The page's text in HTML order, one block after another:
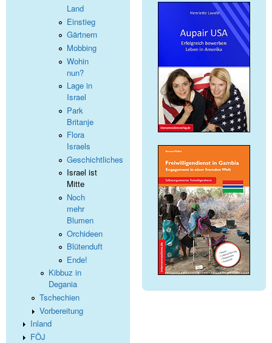
Land
Einstieg
Gärtnern
Mobbing
Wohin
nun?
Lage in
Israel
Park
Britanje
Flora
Israels
Geschichtliches
Israel ist
Mitte
Noch
mehr
Blumen
Orchideen
Blütenduft
Ende!
Kibbuz in
Degania
Tschechien
Vorbereitung
Inland
FÖJ